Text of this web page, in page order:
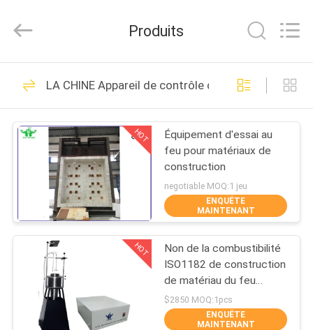
MAISON
PRODUITS
SHOW
AU
SUJET
NOUS
INSTRUMENT
Rights
Équipement d'essai
d'inflammabilité
342
Appareil de contrôle
vertical
d'inflammabilité
23
Produits
LA CHINE Appareil de contrôle du feu de
HOT
Équipement d'essai au
feu pour matériaux de
construction
negotiable MOQ:1 jeu
ENQUÊTE
MAINTENANT
HOT
Non de la combustibilité
ISO1182 de construction
de matériau du feu
d'appareil de contrôle
essai d'inflammabilité non
$2850 MOQ:1pcs
ENQUÊTE
MAINTENANT